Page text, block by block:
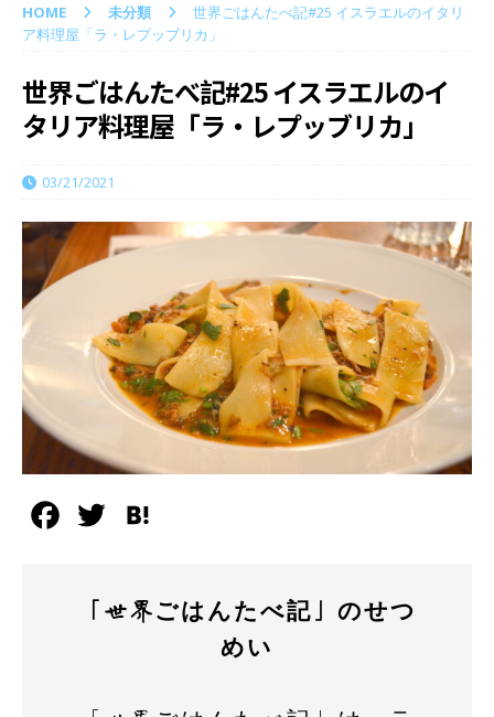
HOME 未分類
世界ごはんたべ記#25 イスラエルのイタリ
ア料理屋「ラ・レプッブリカ」
世界ごはんたべ記#25 イスラエルのイ
タリア料理屋「ラ・レプッブリカ」
03/21/2021
e
「世界ごはんたべ記」のせつ
めい